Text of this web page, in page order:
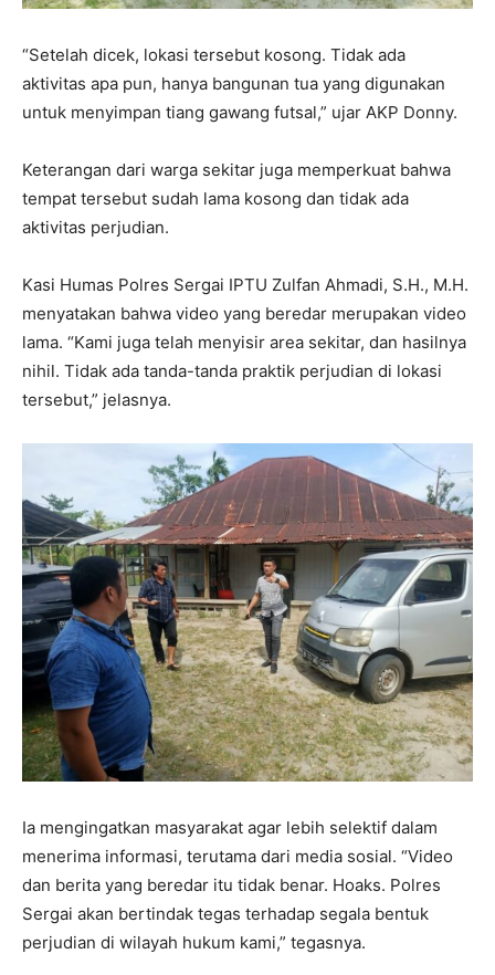
“Setelah dicek, lokasi tersebut kosong. Tidak ada
aktivitas apa pun, hanya bangunan tua yang digunakan
untuk menyimpan tiang gawang futsal,” ujar AKP Donny.
Keterangan dari warga sekitar juga memperkuat bahwa
tempat tersebut sudah lama kosong dan tidak ada
aktivitas perjudian.
Kasi Humas Polres Sergai IPTU Zulfan Ahmadi, S.H., M.H.
menyatakan bahwa video yang beredar merupakan video
lama. “Kami juga telah menyisir area sekitar, dan hasilnya
nihil. Tidak ada tanda-tanda praktik perjudian di lokasi
tersebut,” jelasnya.
Ia mengingatkan masyarakat agar lebih selektif dalam
menerima informasi, terutama dari media sosial. “Video
dan berita yang beredar itu tidak benar. Hoaks. Polres
Sergai akan bertindak tegas terhadap segala bentuk
perjudian di wilayah hukum kami,” tegasnya.